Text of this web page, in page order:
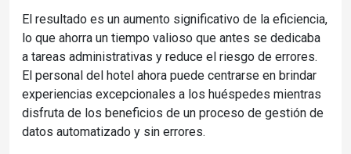
El resultado es un aumento significativo de la eficiencia,
lo que ahorra un tiempo valioso que antes se dedicaba
a tareas administrativas y reduce el riesgo de errores.
El personal del hotel ahora puede centrarse en brindar
experiencias excepcionales a los huéspedes mientras
disfruta de los beneficios de un proceso de gestión de
datos automatizado y sin errores.